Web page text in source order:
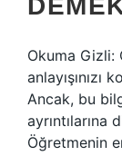
Okuma Gizli:
Ancak, bu
ayrıntılarına
Öğretmenin